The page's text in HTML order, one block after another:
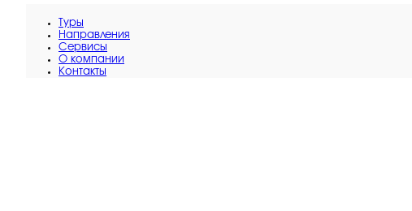
Туры
Направления
Сервисы
O компании
Контакты